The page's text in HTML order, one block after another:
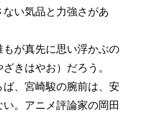
い気品と力強さがあ
が真先に思い浮かぶの
きはやお）だろう。
、宮崎駿の腕前は、安
。アニメ評論家の岡田